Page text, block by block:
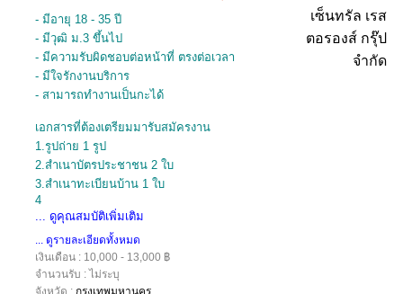
- มีอายุ 18 - 35 ปี
- มีวุฒิ ม.3 ขึ้นไป
- มีความรับผิดชอบต่อหน้าที่ ตรงต่อเวลา
- มีใจรักงานบริการ
- สามารถทำงานเป็นกะได้
เอกสารที่ต้องเตรียมมารับสมัครงาน
1.รูปถ่าย 1 รูป
2.สำเนาบัตรประชาชน 2 ใบ
3.สำเนาทะเบียนบ้าน 1 ใบ
4
... ดูคุณสมบัติเพิ่มเติม
... ดูรายละเอียดทั้งหมด
เงินเดือน : 10,000 - 13,000 ฿
จำนวนรับ : ไม่ระบุ
จังหวัด : กรุงเทพมหานคร